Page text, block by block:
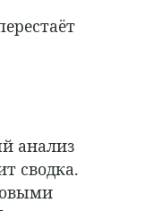
анализ
сводка.